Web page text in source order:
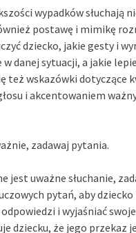
wypadków słuchają
postawę i mimikę
dziecko, jakie gesty i
danej sytuacji, a jakie
też wskazówki dotyczące
i akcentowaniem
zadawaj pytania.
jest uważne słuchanie,
pytań, aby dziecko
i wyjaśniać
dziecku, że jego przekaz